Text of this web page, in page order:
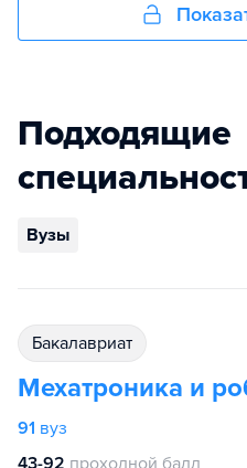
Подходящие
Вузы
бакалавриат
Мехатроника и
91 вуз
43-92 проходной балл